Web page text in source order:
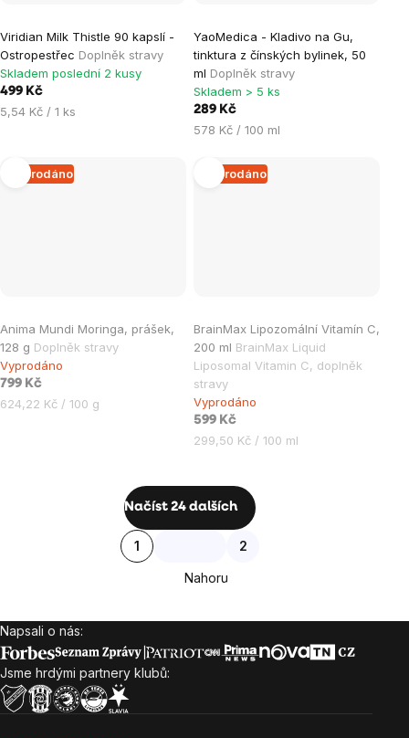
Viridian Milk Thistle 90 kapslí -
Ostropestřec Doplněk stravy
Skladem poslední 2 kusy
499 Kč
Měrná
5,54 Kč / 1 ks
YaoMedica - Kladivo na Gu,
tinktura z čínských bylinek, 50
ml Doplněk stravy
Skladem > 5 ks
289 Kč
Měrná
578 Kč / 100 ml
Vyprodáno
Anima Mundi Moringa, prášek,
128 g Doplněk stravy
Vyprodáno
799 Kč
Měrná
624,22 Kč / 100 g
Vyprodáno
BrainMax Lipozomální Vitamín C,
200 ml BrainMax Liquid
Liposomal Vitamin C, doplněk
stravy
Vyprodáno
599 Kč
Měrná
299,50 Kč / 100 ml
Ovládací
výpisu
Načíst 24 dalších
Stránkování
1 2
Nahoru
Zápatí
Napsali o nás:
Jsme hrdými partnery klubů: